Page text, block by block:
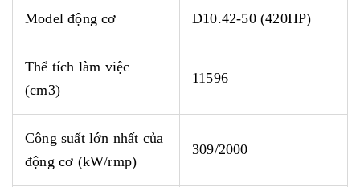
Model động cơ D10.42-50 (420HP)
Thể tích làm việc
(cm3)
11596
Công suất lớn nhất của
động cơ (kW/rmp)
309/2000